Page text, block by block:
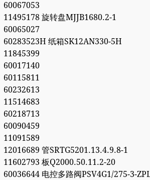
60067053
11495178 旋转盘MJJB1680.2-1
60065027
60283523H 纸箱SK12AN330-5H
11845399
60017140
60115811
60232613
11514683
60218713
60090459
11091589
12016689 管SRTG5201.13.4.9.8-1
11602793 板Q2000.50.11.2-20
60036644 电控多路阀PSV4G1/275-3-